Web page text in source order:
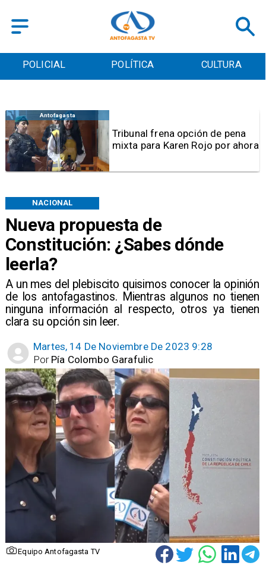
POLICIAL POLÍTICA CULTURA
Nueva propuesta de
Constitución: ¿Sabes dónde
leerla?
A un mes del plebiscito quisimos conocer la opinión
de los antofagastinos. Mientras algunos no tienen
ninguna información al respecto, otros ya tienen
clara su opción sin leer. ​
NACIONAL
Martes, 14 De Noviembre De 2023 9:28
Pía Colombo Garafulic
Por
Equipo Antofagasta TV
Antofagasta
Tribunal frena opción de pena
mixta para Karen Rojo por ahora